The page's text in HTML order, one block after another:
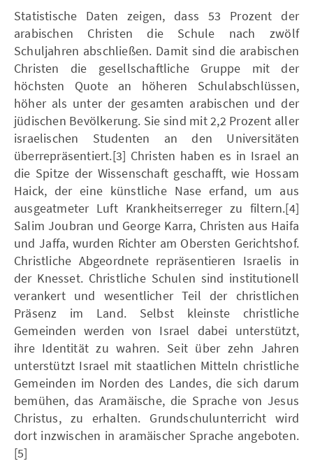
Statistische Daten zeigen, dass 53 Prozent der
arabischen Christen die Schule nach zwölf
Schuljahren abschließen. Damit sind die arabischen
Christen die gesellschaftliche Gruppe mit der
höchsten Quote an höheren Schulabschlüssen,
höher als unter der gesamten arabischen und der
jüdischen Bevölkerung. Sie sind mit 2,2 Prozent aller
israelischen Studenten an den Universitäten
überrepräsentiert.[3] Christen haben es in Israel an
die Spitze der Wissenschaft geschafft, wie Hossam
Haick, der eine künstliche Nase erfand, um aus
ausgeatmeter Luft Krankheitserreger zu filtern.[4]
Salim Joubran und George Karra, Christen aus Haifa
und Jaffa, wurden Richter am Obersten Gerichtshof.
Christliche Abgeordnete repräsentieren Israelis in
der Knesset. Christliche Schulen sind institutionell
verankert und wesentlicher Teil der christlichen
Präsenz im Land. Selbst kleinste christliche
Gemeinden werden von Israel dabei unterstützt,
ihre Identität zu wahren. Seit über zehn Jahren
unterstützt Israel mit staatlichen Mitteln christliche
Gemeinden im Norden des Landes, die sich darum
bemühen, das Aramäische, die Sprache von Jesus
Christus, zu erhalten. Grundschulunterricht wird
dort inzwischen in aramäischer Sprache angeboten.
[5]